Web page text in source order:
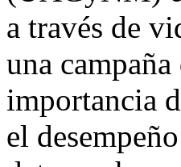
a través de
una
importancia
el